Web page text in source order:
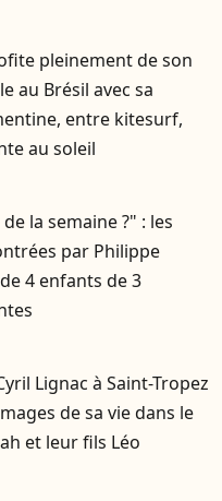
pleinement de son
au Brésil avec sa
entre kitesurf,
au soleil
la semaine ?" : les
par Philippe
4 enfants de 3
Lignac à Saint-Tropez
de sa vie dans le
et leur fils Léo